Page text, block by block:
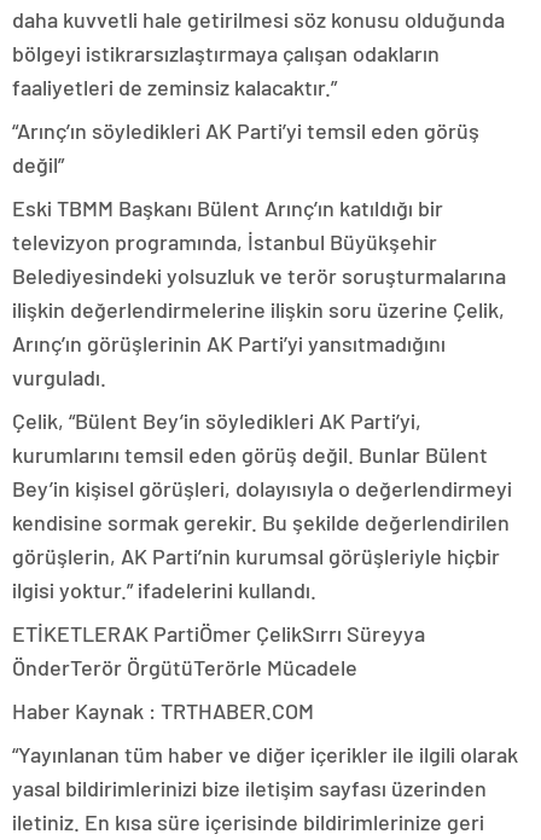
daha kuvvetli hale getirilmesi söz konusu olduğunda
bölgeyi istikrarsızlaştırmaya çalışan odakların
faaliyetleri de zeminsiz kalacaktır.”
“Arınç’ın söyledikleri AK Parti’yi temsil eden görüş
değil”
Eski TBMM Başkanı Bülent Arınç​​​​​​​’ın katıldığı bir
televizyon programında, İstanbul Büyükşehir
Belediyesindeki yolsuzluk ve terör soruşturmalarına
ilişkin değerlendirmelerine ilişkin soru üzerine Çelik,
Arınç’ın görüşlerinin AK Parti’yi yansıtmadığını
vurguladı.
Çelik, “Bülent Bey’in söyledikleri AK Parti’yi,
kurumlarını temsil eden görüş değil. Bunlar Bülent
Bey’in kişisel görüşleri, dolayısıyla o değerlendirmeyi
kendisine sormak gerekir. Bu şekilde değerlendirilen
görüşlerin, AK Parti’nin kurumsal görüşleriyle hiçbir
ilgisi yoktur.” ifadelerini kullandı.
ETİKETLERAK PartiÖmer ÇelikSırrı Süreyya
ÖnderTerör ÖrgütüTerörle Mücadele
Haber Kaynak : TRTHABER.COM
“Yayınlanan tüm haber ve diğer içerikler ile ilgili olarak
yasal bildirimlerinizi bize iletişim sayfası üzerinden
iletiniz. En kısa süre içerisinde bildirimlerinize geri